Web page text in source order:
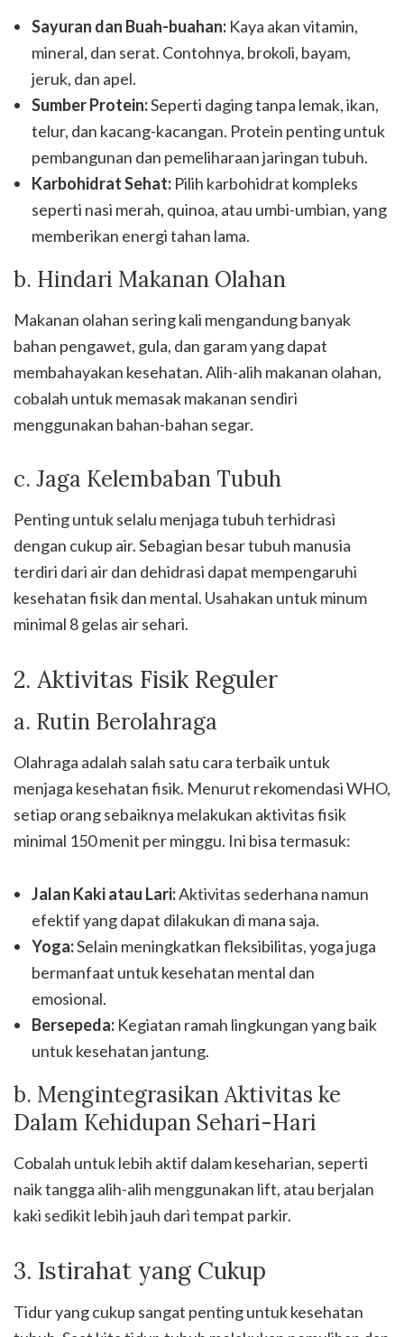
Sayuran dan Buah-buahan: Kaya akan vitamin,
mineral, dan serat. Contohnya, brokoli, bayam,
jeruk, dan apel.
Sumber Protein:Seperti daging tanpa lemak, ikan,
telur, dan kacang-kacangan. Protein penting untuk
pembangunan dan pemeliharaan jaringan tubuh.
Karbohidrat Sehat: Pilih karbohidrat kompleks
seperti nasi merah, quinoa, atau umbi-umbian, yang
memberikan energi tahan lama.
b. Hindari Makanan Olahan
Makanan olahan sering kali mengandung banyak
bahan pengawet, gula, dan garam yang dapat
membahayakan kesehatan. Alih-alih makanan olahan,
cobalah untuk memasak makanan sendiri
menggunakan bahan-bahan segar.
c. Jaga Kelembaban Tubuh
Penting untuk selalu menjaga tubuh terhidrasi
dengan cukup air. Sebagian besar tubuh manusia
terdiri dari air dan dehidrasi dapat mempengaruhi
kesehatan fisik dan mental. Usahakan untuk minum
minimal 8 gelas air sehari.
2. Aktivitas Fisik Reguler
a. Rutin Berolahraga
Olahraga adalah salah satu cara terbaik untuk
menjaga kesehatan fisik. Menurut rekomendasi WHO,
setiap orang sebaiknya melakukan aktivitas fisik
minimal 150 menit per minggu. Ini bisa termasuk:
Jalan Kaki atau Lari:Aktivitas sederhana namun
efektif yang dapat dilakukan di mana saja.
Yoga:Selain meningkatkan fleksibilitas, yoga juga
bermanfaat untuk kesehatan mental dan
emosional.
Bersepeda: Kegiatan ramah lingkungan yang baik
untuk kesehatan jantung.
b. Mengintegrasikan Aktivitas ke
Dalam Kehidupan Sehari-Hari
Cobalah untuk lebih aktif dalam keseharian, seperti
naik tangga alih-alih menggunakan lift, atau berjalan
kaki sedikit lebih jauh dari tempat parkir.
3. Istirahat yang Cukup
Tidur yang cukup sangat penting untuk kesehatan